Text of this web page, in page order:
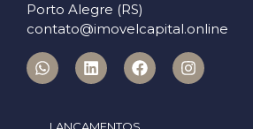
Porto Alegre (RS)
contato@imovelcapital.online
LANÇAMENTOS